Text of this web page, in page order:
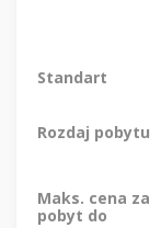
Standart
Rozdaj pobytu
Maks. cena za
pobyt do